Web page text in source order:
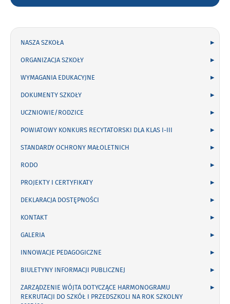
NASZA SZKOŁA
ORGANIZACJA SZKOŁY
WYMAGANIA EDUKACYJNE
DOKUMENTY SZKOŁY
UCZNIOWIE/RODZICE
POWIATOWY KONKURS RECYTATORSKI DLA KLAS I-III
STANDARDY OCHRONY MAŁOLETNICH
RODO
PROJEKTY I CERTYFIKATY
DEKLARACJA DOSTĘPNOŚCI
KONTAKT
GALERIA
INNOWACJE PEDAGOGICZNE
BIULETYNY INFORMACJI PUBLICZNEJ
ZARZĄDZENIE WÓJTA DOTYCZĄCE HARMONOGRAMU
REKRUTACJI DO SZKÓŁ I PRZEDSZKOLI NA ROK SZKOLNY